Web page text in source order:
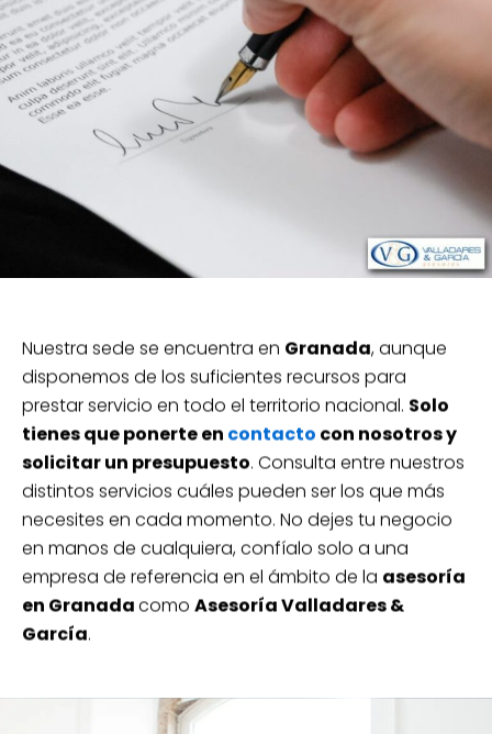
Nuestra sede se encuentra en Granada, aunque
disponemos de los suficientes recursos para
prestar servicio en todo el territorio nacional. Solo
tienes que ponerte en contacto con nosotros y
solicitar un presupuesto. Consulta entre nuestros
distintos servicios cuáles pueden ser los que más
necesites en cada momento. No dejes tu negocio
en manos de cualquiera, confíalo solo a una
empresa de referencia en el ámbito de la asesoría
en Granada como Asesoría Valladares &
García.